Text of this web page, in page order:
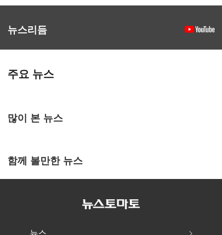
뉴스리듬
주요 뉴스
많이 본 뉴스
함께 볼만한 뉴스